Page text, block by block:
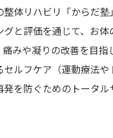
整体リハビリ「からだ
グと評価を通じて、お体
痛みや凝りの改善を目
セルフケア（運動療法
発を防ぐためのトータ